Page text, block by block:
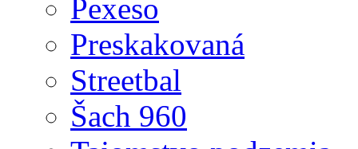
Pexeso
Preskakovaná
Streetbal
Šach 960